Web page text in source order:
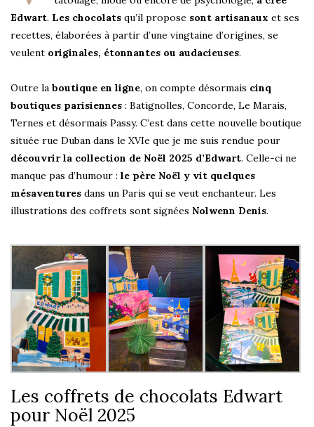
Edwart. Les chocolats qu’il propose sont artisanaux et ses
recettes, élaborées à partir d’une vingtaine d’origines, se
veulent originales, étonnantes ou audacieuses.
Outre la boutique en ligne, on compte désormais cinq
boutiques parisiennes : Batignolles, Concorde, Le Marais,
Ternes et désormais Passy. C’est dans cette nouvelle boutique
située rue Duban dans le XVIe que je me suis rendue pour
découvrir la collection de Noël 2025 d’Edwart. Celle-ci ne
manque pas d’humour : le père Noël y vit quelques
mésaventures dans un Paris qui se veut enchanteur. Les
illustrations des coffrets sont signées Nolwenn Denis.
Les coffrets de chocolats Edwart
pour Noël 2025